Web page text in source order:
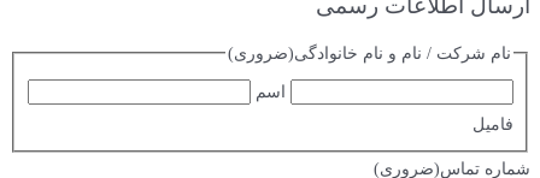
ارسال اطلاعات رسمی
نام شرکت / نام و نام خانوادگی(ضروری)
اسم
فامیل
شماره تماس(ضروری)